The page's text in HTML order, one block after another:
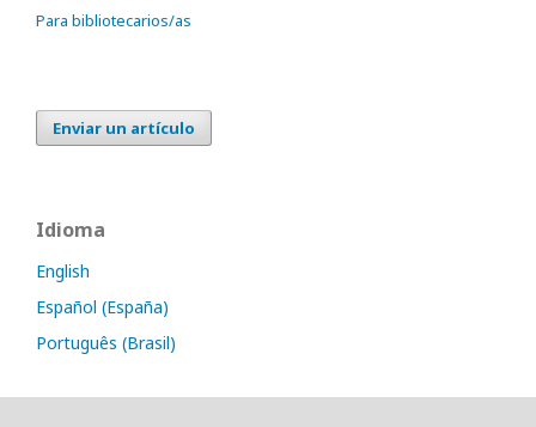
Para bibliotecarios/as
Enviar un artículo
Idioma
English
Español (España)
Português (Brasil)